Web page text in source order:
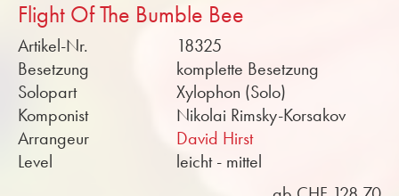
Flight Of The Bumble Bee
Artikel-Nr.
18325
Besetzung
komplette Besetzung
Solopart
Xylophon (Solo)
Komponist
Nikolai Rimsky-Korsakov
Arrangeur
David Hirst
Level
leicht - mittel